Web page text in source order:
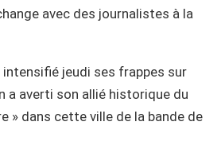
avec des journalistes à la
intensifié jeudi ses frappes sur
a averti son allié historique du
» dans cette ville de la bande de